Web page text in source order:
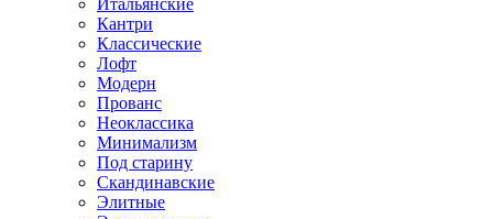
Итальянские
Кантри
Классические
Лофт
Модерн
Прованс
Неоклассика
Минимализм
Под старину
Скандинавские
Элитные